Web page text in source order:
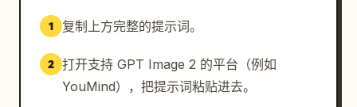
1 复制上方完整的提示词。
2 打开支持 GPT Image 2 的平台（例如
YouMind），把提示词粘贴进去。